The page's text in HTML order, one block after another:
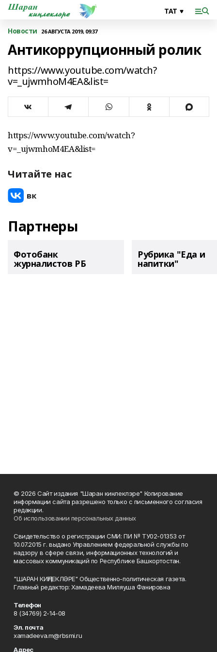
Новости 26 АВГУСТА 2019, 09:37
Антикоррупционный ролик
https://www.youtube.com/watch?
v=_ujwmhoM4EA&list=
https://www.youtube.com/watch?
v=_ujwmhoM4EA&list=
Читайте нас
Партнеры
Фотобанк
журналистов РБ
Рубрика "Еда и
напитки"
© 2026 Сайт издания "Шаран кинлеклэре" Копирование
информации сайта разрешено только с письменного согласия
редакции.
Об использовании персональных данных
Свидетельство о регистрации СМИ: ПИ № ТУ02-01353 от
10.07.2015 г. выдано Управлением федеральной службы по
надзору в сфере связи, информационных технологий и
массовых коммуникаций по Республике Башкортостан.
"ШАРАН КИҢЛЕКЛӘРЕ" Общественно-политическая газета.
Главный редактор: Хамадеева Миляуша Фанировна
Телефон
8 (34769) 2-14-08
Эл. почта
xamadeeva.m@rbsmi.ru
Адрес